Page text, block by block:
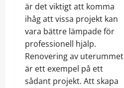
är det viktigt att komma
ihåg att vissa projekt kan
vara bättre lämpade för
professionell hjälp.
Renovering av uterummet
är ett exempel på ett
sådant projekt. Att skapa